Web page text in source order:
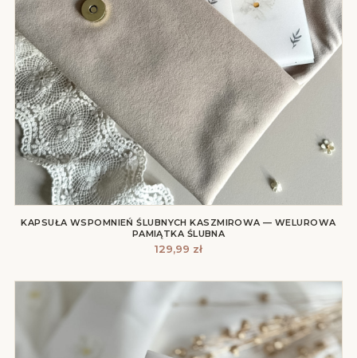
KAPSUŁA WSPOMNIEŃ ŚLUBNYCH KASZMIROWA — WELUROWA
PAMIĄTKA ŚLUBNA
129,99 zł